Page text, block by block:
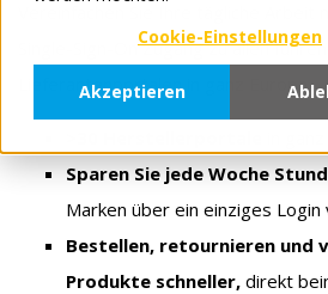
Cookie-Einstellungen
Akzeptieren
Single-Sign-On Zugang zu allen
Lieferantenportalen in ganz Europa.
in
Sparen Sie jede Woche
Marken über ein einziges Login
Bestellen, retournieren und
Produkte schneller, direkt